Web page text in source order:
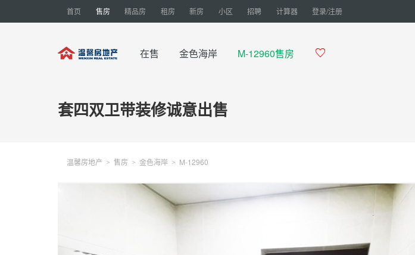
首页 售房 精品房 租房 新房 小区 招聘 计算器 登录/注册
在售 金色海岸 M-12960售房 
套四双卫带装修诚意出售
温馨房地产 > 售房 > 金色海岸 > M-12960